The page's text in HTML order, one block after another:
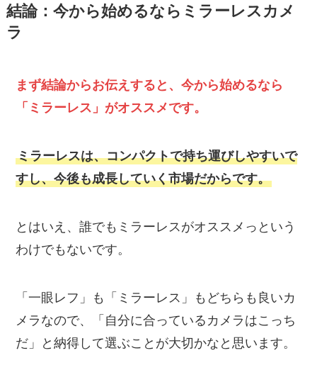
結論：今から始めるならミラーレスカメ
ラ
まず結論からお伝えすると、今から始めるなら
「ミラーレス」がオススメです。
ミラーレスは、コンパクトで持ち運びしやすいで
すし、今後も成長していく市場だからです。
とはいえ、誰でもミラーレスがオススメっという
わけでもないです。
「一眼レフ」も「ミラーレス」もどちらも良いカ
メラなので、「自分に合っているカメラはこっち
だ」と納得して選ぶことが大切かなと思います。